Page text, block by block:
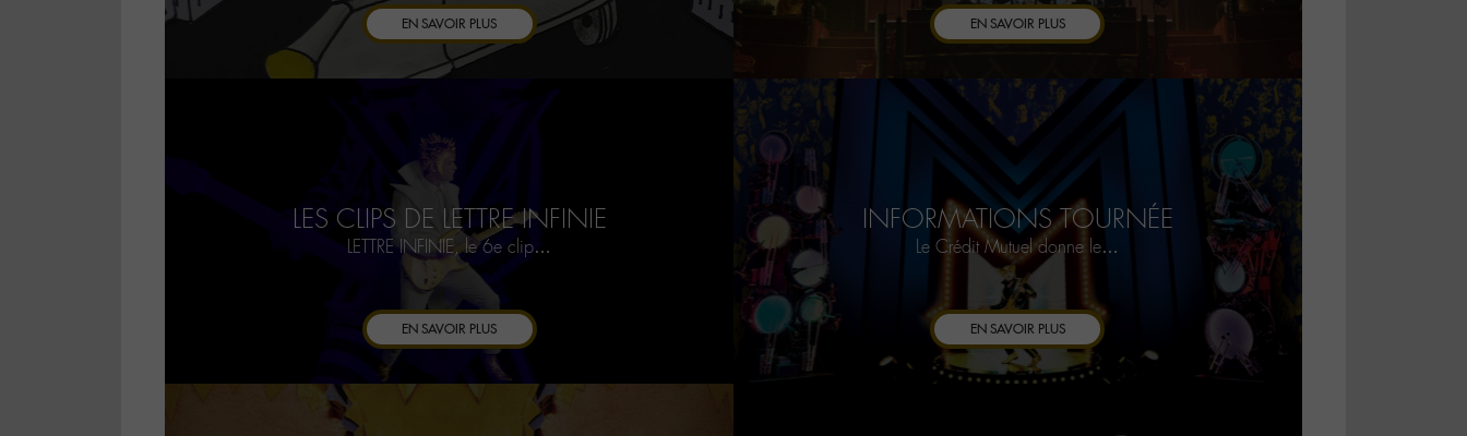
EN SAVOIR PLUS EN SAVOIR PLUS
LES CLIPS DE LETTRE INFINIE
LETTRE INFINIE, le 6e clip…
EN SAVOIR PLUS
INFORMATIONS TOURNÉE
Le Crédit Mutuel donne le…
EN SAVOIR PLUS